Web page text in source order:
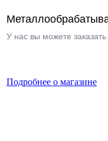
У нас вы можете
Подробнее о магазине